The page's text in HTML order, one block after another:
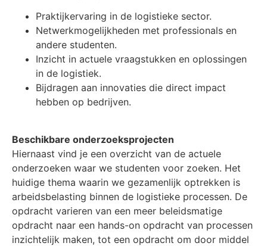
Praktijkervaring in de logistieke sector.
Netwerkmogelijkheden met professionals en
andere studenten.
Inzicht in actuele vraagstukken en oplossingen
in de logistiek.
Bijdragen aan innovaties die direct impact
hebben op bedrijven.
Beschikbare onderzoeksprojecten
Hiernaast vind je een overzicht van de actuele
onderzoeken waar we studenten voor zoeken. Het
huidige thema waarin we gezamenlijk optrekken is
arbeidsbelasting binnen de logistieke processen. De
opdracht varieren van een meer beleidsmatige
opdracht naar een hands-on opdracht van processen
inzichtelijk maken, tot een opdracht om door middel